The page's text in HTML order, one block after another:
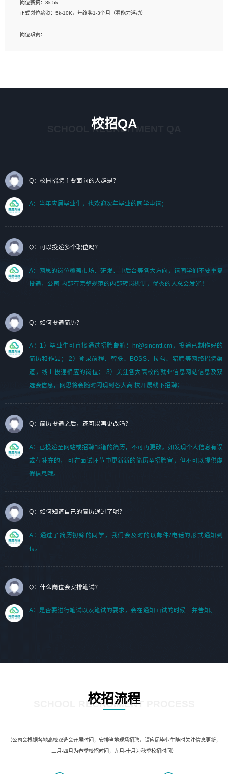
标志及吉祥物设计，效果图后期处理等。
1、艺术设计类相关专业；（其中需求分析顾问不限专业）
岗位薪资：3k-5k
正式岗位薪资：5k-10K，年终奖1-3个月（看能力浮动）
岗位职责：
2. 熟悉 前端常用框架, 能独立完成设计给予的 UI 效果;
3. 有良好的代码习惯, 低级错误出现频率低;
7. 了解或熟悉 WebGL 及相关框架优先。
（岗位人员专职于行业应用解决方案、项目申报方案、投标方案的策划编写）
校招QA
SCHOOL RECRUITMENT QA
Q：校园招聘主要面向的人群是？
A：当年应届毕业生，也欢迎次年毕业的同学申请；
Q：可以投递多个职位吗？
A：网思的岗位覆盖市场、研发、中后台等各大方向，请同学们不要重复
投递，公司 内部有完整规范的内部转岗机制，优秀的人总会发光！
Q：如何投递简历？
A：1）毕业生可直接通过招聘邮箱：hr@sinontt.cm，投递已制作好的
简历和作品； 2）登录前程、智联、BOSS、拉勾、猎聘等网络招聘渠
道，线上投递相应的岗位； 3）关注各大高校的就业信息网站信息及双
选会信息，网思将会随时闪现到各大高 校开展线下招聘；
Q：简历投递之后，还可以再更改吗？
A：已投递至网站或招聘邮箱的简历，不可再更改。如发现个人信息有误
或有补充的， 可在面试环节中更新新的简历至招聘官，但不可以提供虚
假信息哦。
Q：如何知道自己的简历通过了呢？
A：通过了简历初筛的同学，我们会及时的以邮件/电话的形式通知到
位。
Q：什么岗位会安排笔试？
A：是否要进行笔试以及笔试的要求，会在通知面试的时候一并告知。
校招流程
SCHOOL RECRUIMENT PROCESS
（公司会根据各地高校双选会开展时间，安排当地现场招聘，请应届毕业生随时关注信息更新，
三月-四月为春季校招时间，九月-十月为秋季校招时间）